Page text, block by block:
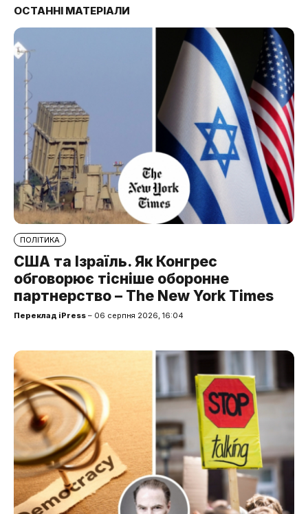
ОСТАННІ МАТЕРІАЛИ
ПОЛІТИКА
США та Ізраїль. Як Конгрес
обговорює тісніше оборонне
партнерство – The New York Times
Переклад iPress – 06 серпня 2026, 16:04